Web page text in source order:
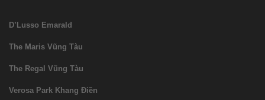
D’Lusso Emarald
The Maris Vũng Tàu
The Regal Vũng Tàu
Verosa Park Khang Điền